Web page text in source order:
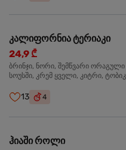
კალიფორნია ტერიაკი
24,9 ₾
ბრინჯი, ნორი, შემწვარი ორაგული
სოუსში, კრემ ყველი, კიტრი,
13 4
ჰიაში როლი